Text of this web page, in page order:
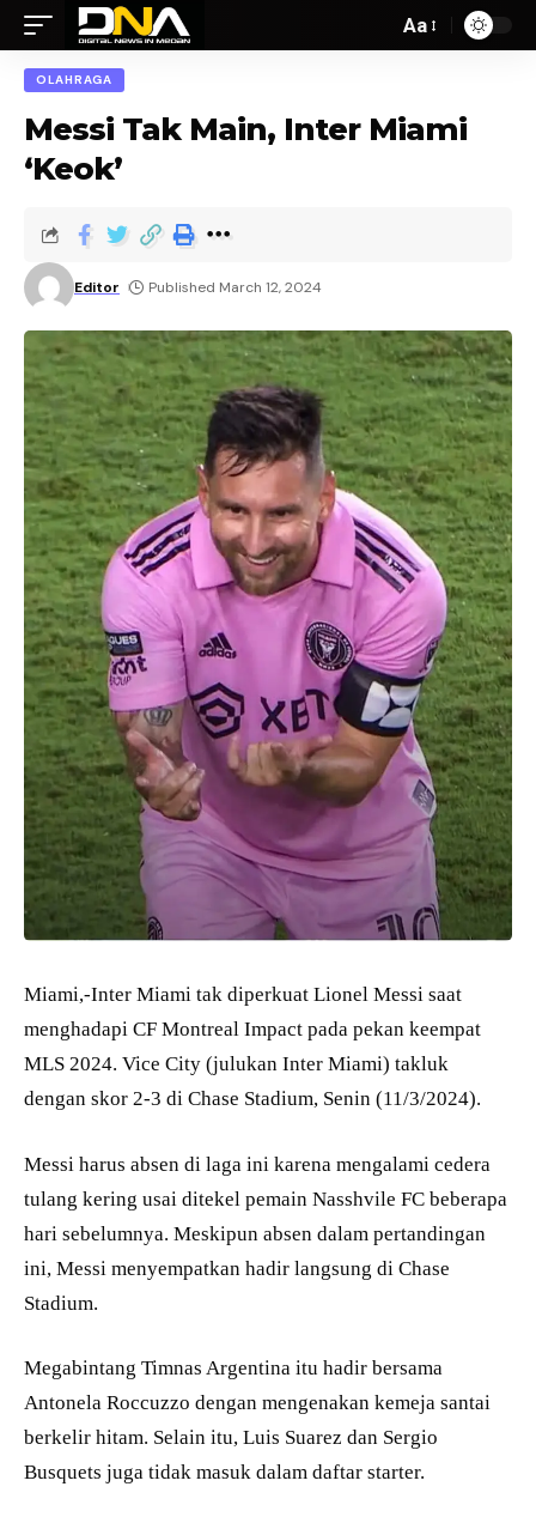
Aa
OLAHRAGA
Messi Tak Main, Inter Miami
‘Keok’
Editor Published March 12, 2024
Miami,-Inter Miami tak diperkuat Lionel Messi saat
menghadapi CF Montreal Impact pada pekan keempat
MLS 2024. Vice City (julukan Inter Miami) takluk
dengan skor 2-3 di Chase Stadium, Senin (11/3/2024).
Messi harus absen di laga ini karena mengalami cedera
tulang kering usai ditekel pemain Nasshvile FC beberapa
hari sebelumnya. Meskipun absen dalam pertandingan
ini, Messi menyempatkan hadir langsung di Chase
Stadium.
Megabintang Timnas Argentina itu hadir bersama
Antonela Roccuzzo dengan mengenakan kemeja santai
berkelir hitam. Selain itu, Luis Suarez dan Sergio
Busquets juga tidak masuk dalam daftar starter.